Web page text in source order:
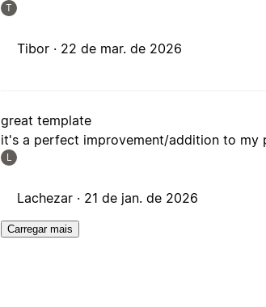
T
Tibor · 22 de mar. de 2026
great template
it's a perfect improvement/addition to my
L
Lachezar · 21 de jan. de 2026
Carregar mais